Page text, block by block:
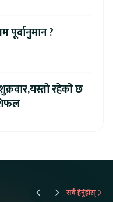
?
रहेको छ
सबै हेर्नुहोस्